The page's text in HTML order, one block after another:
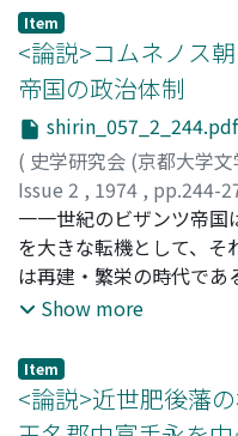
よって、国家の制度に採
この制度は実施されたの
しかし唐と我が国とでは
が、その内容は異なって
に異なっていた。そのこ
である。
Item
<論説>コムネノス
帝国の政治体制
( 史学研究会 (京都大学
Issue 2 , 1974 , pp.244-
井上, 浩一;Inoue, Koichi
一一世紀のビザンツ帝
を大きな転機として、
は再建・繁栄の時代であ
体制の変化という観点か
に帝位を左右する力をも
力闘争の時代であり、帝
修正を要求されていた。
Show more
Item
<論説>近世肥後藩